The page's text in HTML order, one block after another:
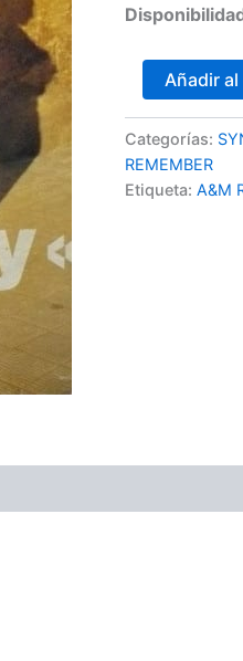
Black
Comedy
1988
LP
cantidad
Añadir
Categorías:
REMEMBER
Etiqueta: A&M